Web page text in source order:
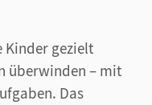
Kinder gezielt
überwinden – mit
Das